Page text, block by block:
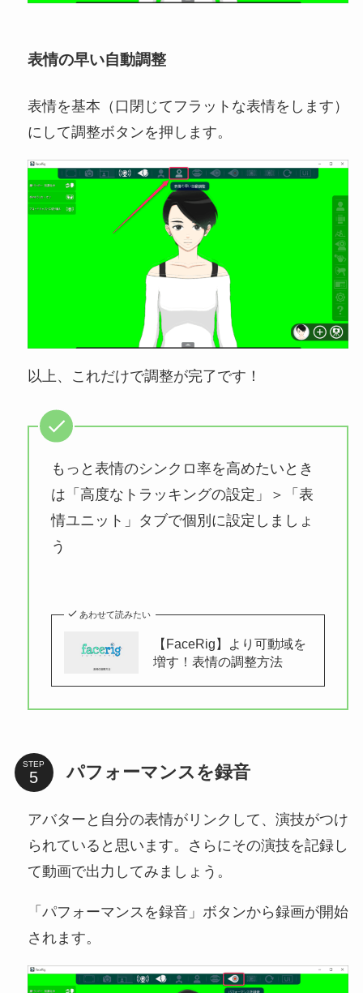
表情の早い自動調整
表情を基本（口閉じてフラットな表情をします）
にして調整ボタンを押します。
以上、これだけで調整が完了です！
もっと表情のシンクロ率を高めたいとき
は「高度なトラッキングの設定」＞「表
情ユニット」タブで個別に設定しましょ
う
あわせて読みたい
【FaceRig】より可動域を
増す！表情の調整方法
STEP パフォーマンスを録音
アバターと自分の表情がリンクして、演技がつけ
られていると思います。さらにその演技を記録し
て動画で出力してみましょう。
「パフォーマンスを録音」ボタンから録画が開始
されます。